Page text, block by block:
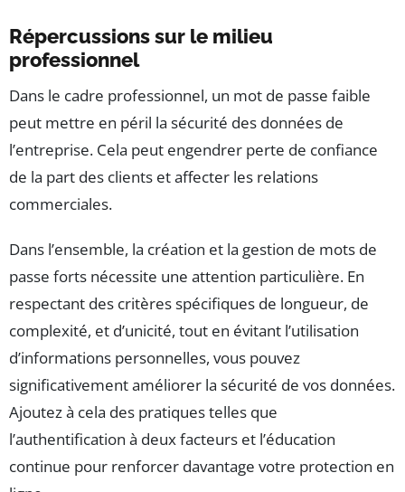
Répercussions sur le milieu
professionnel
Dans le cadre professionnel, un mot de passe faible
peut mettre en péril la sécurité des données de
l’entreprise. Cela peut engendrer perte de confiance
de la part des clients et affecter les relations
commerciales.
Dans l’ensemble, la création et la gestion de mots de
passe forts nécessite une attention particulière. En
respectant des critères spécifiques de longueur, de
complexité, et d’unicité, tout en évitant l’utilisation
d’informations personnelles, vous pouvez
significativement améliorer la sécurité de vos données.
Ajoutez à cela des pratiques telles que
l’authentification à deux facteurs et l’éducation
continue pour renforcer davantage votre protection en